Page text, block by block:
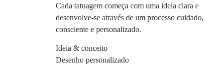
Cada tatuagem começa com uma ideia clara e
desenvolve-se através de um processo cuidado,
consciente e personalizado.
Ideia & conceito
Desenho personalizado